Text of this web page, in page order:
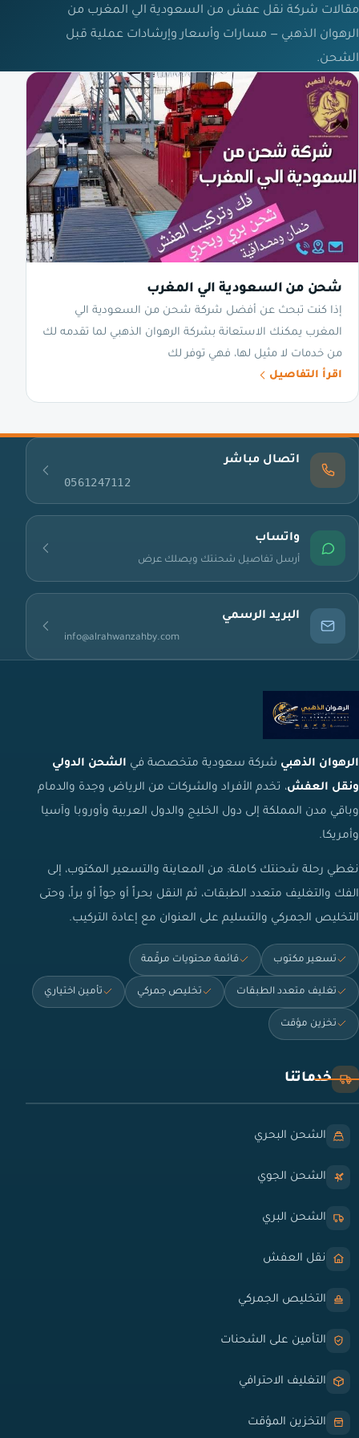
مقالات شركة نقل عفش من السعودية الي المغرب من
الرهوان الذهبي — مسارات وأسعار وإرشادات عملية قبل
الشحن.
شحن من السعودية الي المغرب
إذا كنت تبحث عن أفضل شركة شحن من السعودية الي
المغرب يمكنك الاستعانة بشركة الرهوان الذهبي لما تقدمه لك
من خدمات لا مثيل لها، فهي توفر لك
اقرأ التفاصيل
اتصال مباشر
0561247112
واتساب
أرسل تفاصيل شحنتك ويصلك عرض
البريد الرسمي
info@alrahwanzahby.com
الرهوان الذهبي شركة سعودية متخصصة في الشحن الدولي
ونقل العفش، تخدم الأفراد والشركات من الرياض وجدة والدمام
وباقي مدن المملكة إلى دول الخليج والدول العربية وأوروبا وآسيا
وأمريكا.
نغطي رحلة شحنتك كاملة: من المعاينة والتسعير المكتوب، إلى
الفك والتغليف متعدد الطبقات، ثم النقل بحراً أو جواً أو براً، وحتى
التخليص الجمركي والتسليم على العنوان مع إعادة التركيب.
تسعير مكتوب قائمة محتويات مرقّمة
تغليف متعدد الطبقات تخليص جمركي تأمين اختياري
تخزين مؤقت
خدماتنا
الشحن البحري
الشحن الجوي
الشحن البري
نقل العفش
التخليص الجمركي
التأمين على الشحنات
التغليف الاحترافي
التخزين المؤقت